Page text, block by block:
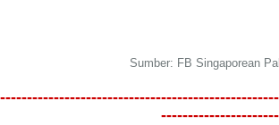
Sumber: FB Singaporean